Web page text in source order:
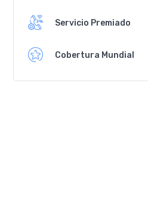
Servicio Premiado
Cobertura Mundial